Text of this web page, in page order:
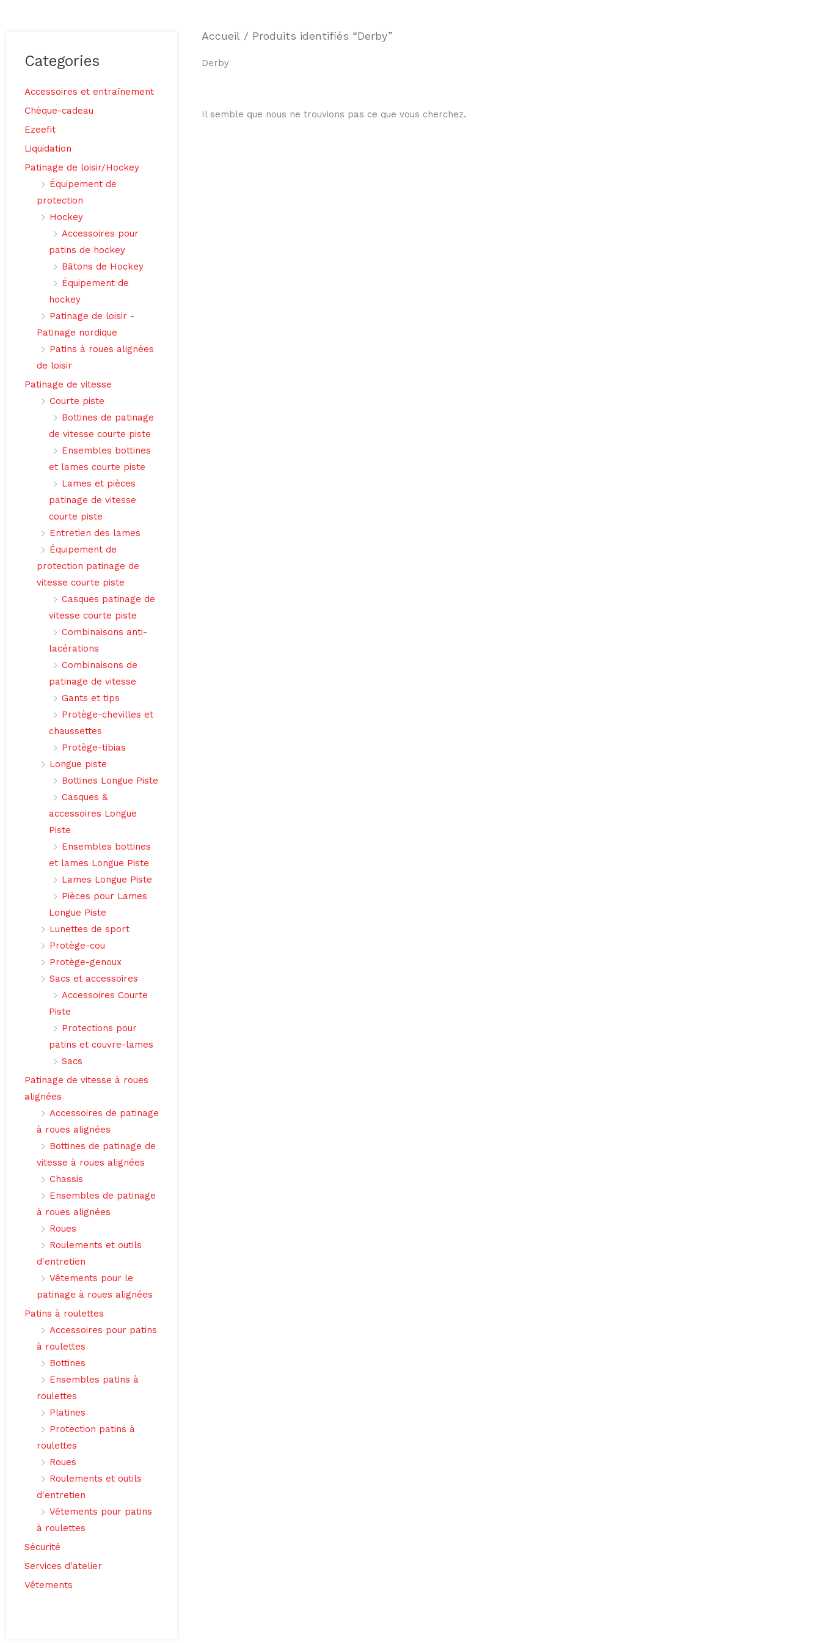
Categories
Accessoires et entraînement
Chèque-cadeau
Ezeefit
Liquidation
Patinage de loisir/Hockey
Équipement de
protection
Hockey
Accessoires pour
patins de hockey
Bâtons de Hockey
Équipement de
hockey
Patinage de loisir -
Patinage nordique
Patins à roues alignées
de loisir
Patinage de vitesse
Courte piste
Bottines de patinage
de vitesse courte piste
Ensembles bottines
et lames courte piste
Lames et pièces
patinage de vitesse
courte piste
Entretien des lames
Équipement de
protection patinage de
vitesse courte piste
Casques patinage de
vitesse courte piste
Combinaisons anti-
lacérations
Combinaisons de
patinage de vitesse
Gants et tips
Protège-chevilles et
chaussettes
Protège-tibias
Longue piste
Bottines Longue Piste
Casques &
accessoires Longue
Piste
Ensembles bottines
et lames Longue Piste
Lames Longue Piste
Pièces pour Lames
Longue Piste
Lunettes de sport
Protège-cou
Protège-genoux
Sacs et accessoires
Accessoires Courte
Piste
Protections pour
patins et couvre-lames
Sacs
Patinage de vitesse à roues
alignées
Accessoires de patinage
à roues alignées
Bottines de patinage de
vitesse à roues alignées
Chassis
Ensembles de patinage
à roues alignées
Roues
Roulements et outils
d'entretien
Vêtements pour le
patinage à roues alignées
Patins à roulettes
Accessoires pour patins
à roulettes
Bottines
Ensembles patins à
roulettes
Platines
Protection patins à
roulettes
Roues
Roulements et outils
d'entretien
Vêtements pour patins
à roulettes
Sécurité
Services d'atelier
Vêtements
Accueil / Produits identifiés “Derby”
Derby
Il semble que nous ne trouvions pas ce que vous cherchez.